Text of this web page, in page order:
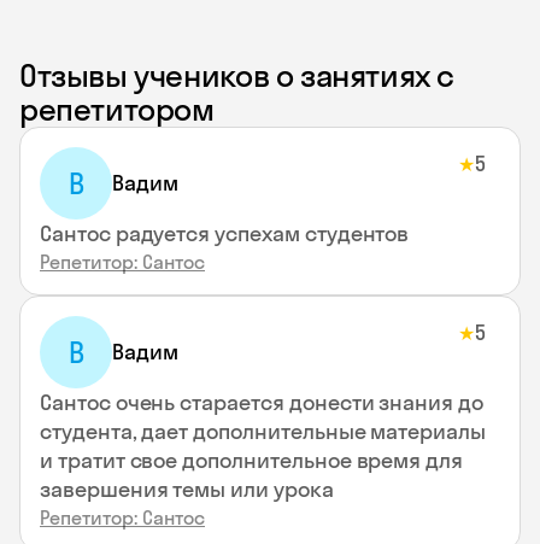
Отзывы учеников о занятиях с
репетитором
В Вадим
★5
Сантос радуется успехам студентов
Репетитор: Сантос
В Вадим
★5
Сантос очень старается донести знания до
студента, дает дополнительные материалы
и тратит свое дополнительное время для
завершения темы или урока
Репетитор: Сантос